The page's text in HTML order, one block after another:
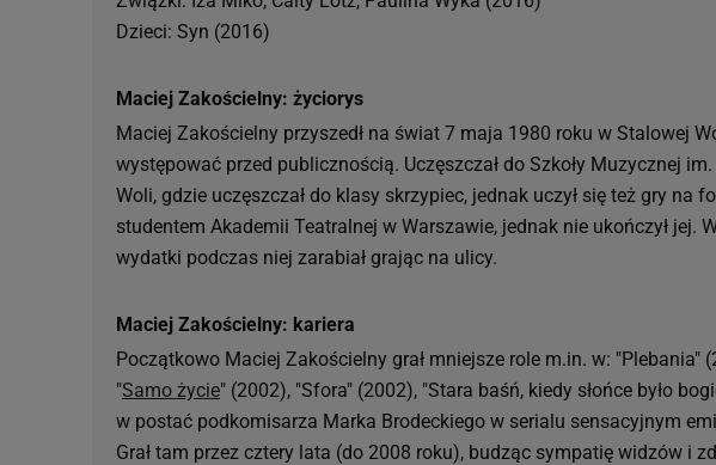
Dzieci: Syn (2016)
Maciej Zakościelny: życiorys
Maciej Zakościelny przyszedł na świat 7 maja 1980 roku w Stalowej
występować przed publicznością. Uczęszczał do Szkoły Muzycznej
Woli, gdzie uczęszczał do klasy skrzypiec, jednak uczył się też gry na
studentem Akademii Teatralnej w Warszawie, jednak nie ukończył jej.
wydatki podczas niej zarabiał grając na ulicy.
Maciej Zakościelny: kariera
Początkowo Maciej Zakościelny grał mniejsze role m.in. w: "Plebania"
"Samo życie" (2002), "Sfora" (2002), "Stara baśń, kiedy słońce było
w postać podkomisarza Marka Brodeckiego w serialu sensacyjnym
Grał tam przez cztery lata (do 2008 roku), budząc sympatię widzów i